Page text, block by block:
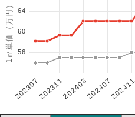
1㎡単価（万円）
202307202311202403202407
56
60
64